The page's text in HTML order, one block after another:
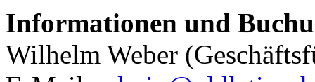
Informationen und
Wilhelm Weber